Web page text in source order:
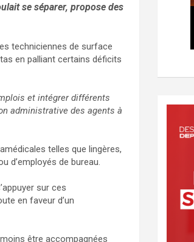
se séparer, propose des
techniciennes de surface
en palliant certains déficits
et intégrer différents
administrative des agents à
telles que lingères,
d’employés de bureau.
sur ces
en faveur d’un
être accompagnées